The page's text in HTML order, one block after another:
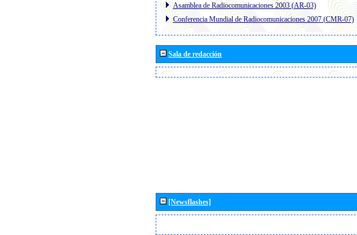
Asamblea de Radiocomunicaciones 2003 (AR-03)
Conferencia Mundial de Radiocomunicaciones 2007 (CMR-07)
Sala de redacción
[Newsflashes]